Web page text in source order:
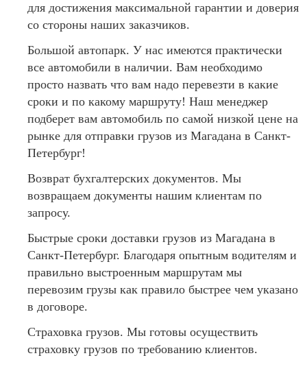
для достижения максимальной гарантии и доверия
со стороны наших заказчиков.
Большой автопарк. У нас имеются практически
все автомобили в наличии. Вам необходимо
просто назвать что вам надо перевезти в какие
сроки и по какому маршруту! Наш менеджер
подберет вам автомобиль по самой низкой цене на
рынке для отправки грузов из Магадана в Санкт-
Петербург!
Возврат бухгалтерских документов. Мы
возвращаем документы нашим клиентам по
запросу.
Быстрые сроки доставки грузов из Магадана в
Санкт-Петербург. Благодаря опытным водителям и
правильно выстроенным маршрутам мы
перевозим грузы как правило быстрее чем указано
в договоре.
Страховка грузов. Мы готовы осуществить
страховку грузов по требованию клиентов.